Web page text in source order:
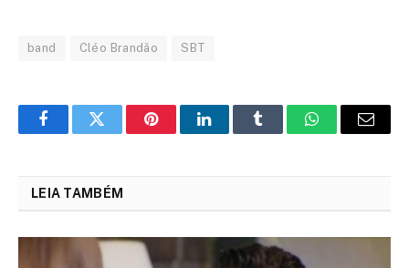
band Cléo Brandão SBT
FacebookTwitter PinterestLinkedInTumblr WhatsAppEmail
LEIA TAMBÉM